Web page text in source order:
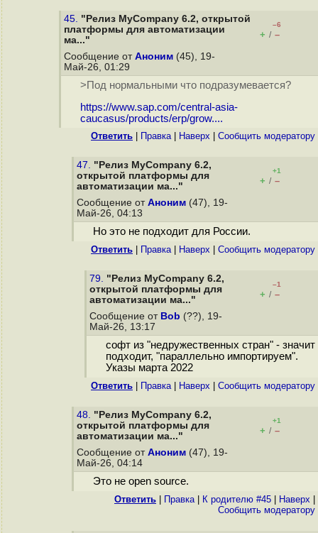
45. "Релиз MyCompany 6.2, открытой
платформы для автоматизации
ма..."
–6
+ / –
Сообщение от Аноним (45), 19-
Май-26, 01:29
>Под нормальными что подразумевается?
https://www.sap.com/central-asia-
caucasus/products/erp/grow....
Ответить Правка| Наверх Cообщить модератору
47. "Релиз MyCompany 6.2,
открытой платформы для
автоматизации ма..."
+1
+ / –
Сообщение от Аноним (47), 19-
Май-26, 04:13
Но это не подходит для России.
Ответить Правка| Наверх Cообщить модератору
79. "Релиз MyCompany 6.2,
открытой платформы для
автоматизации ма..."
–1
+ / –
Сообщение от Bob (??), 19-
Май-26, 13:17
софт из "недружественных стран" - значит
подходит, "параллельно импортируем".
Указы марта 2022
Ответить Правка| Наверх Cообщить модератору
48. "Релиз MyCompany 6.2,
открытой платформы для
автоматизации ма..."
+1
+ / –
Сообщение от Аноним (47), 19-
Май-26, 04:14
Это не open source.
Ответить Правка| К родителю #45 Наверх
Cообщить модератору